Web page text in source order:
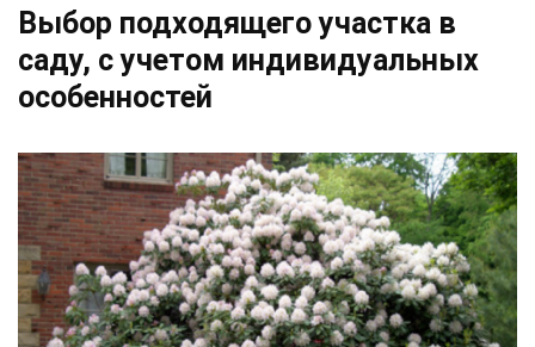
Выбор подходящего участка в
саду, с учетом индивидуальных
особенностей